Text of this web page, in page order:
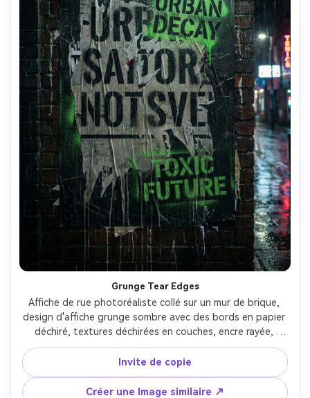
Grunge Tear Edges
Affiche de rue photoréaliste collé sur un mur de brique,
design d'affiche grunge sombre avec des bords en papier
déchiré, textures déchirées en couches, encre rayée,
typographie de pochoir étalée, palette noire et gris sale
avec reflets verts toxiques, grain lourd, rayures de colle
réalistes, reflets de nuit pluvieuse, prise sur Fujifilm X-T5,
23mm, f/2.8, réalisme urbain cinématographique- -ar 4:5
Invite de copie
Créer une Image similaire ↗